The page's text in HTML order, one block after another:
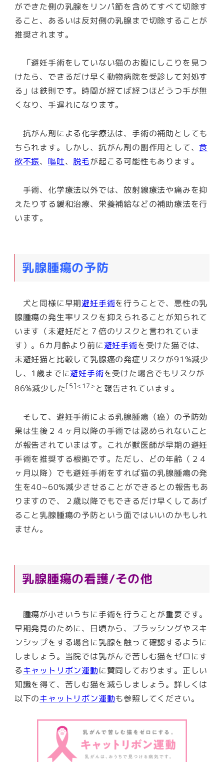
ができた側の乳腺をリンパ節を含めてすべて切除す
ること、あるいは反対側の乳腺まで切除することが
推奨されます。
「避妊手術をしていない猫のお腹にしこりを見つ
けたら、できるだけ早く動物病院を受診して対処す
る」は鉄則です。時間が経てば経つほどうつ手が無
くなり、手遅れになります。
抗がん剤による化学療法は、手術の補助としても
ちられます。しかし、抗がん剤の副作用として、食
欲不振、嘔吐、 脱毛が起こる可能性もあります。
手術、化学療法以外では、放射線療法や痛みを抑
えたりする緩和治療、栄養補給などの補助療法を行
います。
乳腺腫瘍の予防
犬と同様に早期避妊手術を行うことで、悪性の乳
腺腫瘍の発生率リスクを抑えられる ことが知られて
います（未避妊だと７倍のリスクと言われていま
す）。6カ月齢より前に避妊手術を受けた猫では、
未避妊猫と比較して乳腺癌の発症リスクが91%減少
し、1歳までに避妊手術を受けた場合でもリスクが
86%減少した[5]<17> と報告されています。
そして、避妊手術による乳腺腫瘍（癌）の予防効
果は生後２４ヶ月以降の手術では認められないこと
が報告されていまはす。これが獣医師が早期の避妊
手術を推奨する根拠です。ただし、どの年齢（２４
ヶ月以降）でも避妊手術をすれば猫の乳腺腫瘍の発
生を40~60%減少させることができるとの報告もあ
りますので、２歳以降でもできるだけ早くしてあげ
ること乳腺腫瘍の予防という面ではいいのかもしれ
ません。
乳腺腫瘍の看護/その他
腫瘍が小さいうちに手術を行うことが重要です。
早期発見のために、日頃から、ブラッシングやスキ
ンシップをする場合に乳腺を触って確認するように
しましょう。当院では乳がんで苦しむ猫をゼロにす
るキャットリボン運動に賛同しております。正しい
知識を得て、苦しむ猫を減らしましょう。詳しくは
以下のキャットリボン運動も参照してください。